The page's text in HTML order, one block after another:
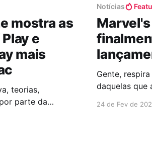
mostra as
e
mais
teorias,
parte da
Notícias
Gente,
daquelas que
24 de Fev de